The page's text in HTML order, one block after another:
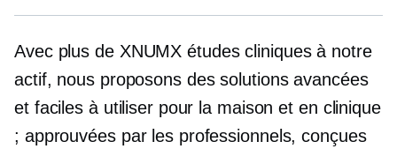
Avec plus de XNUMX études cliniques à notre
actif, nous proposons des solutions avancées
et faciles à utiliser pour la maison et en clinique
; approuvées par les professionnels, conçues